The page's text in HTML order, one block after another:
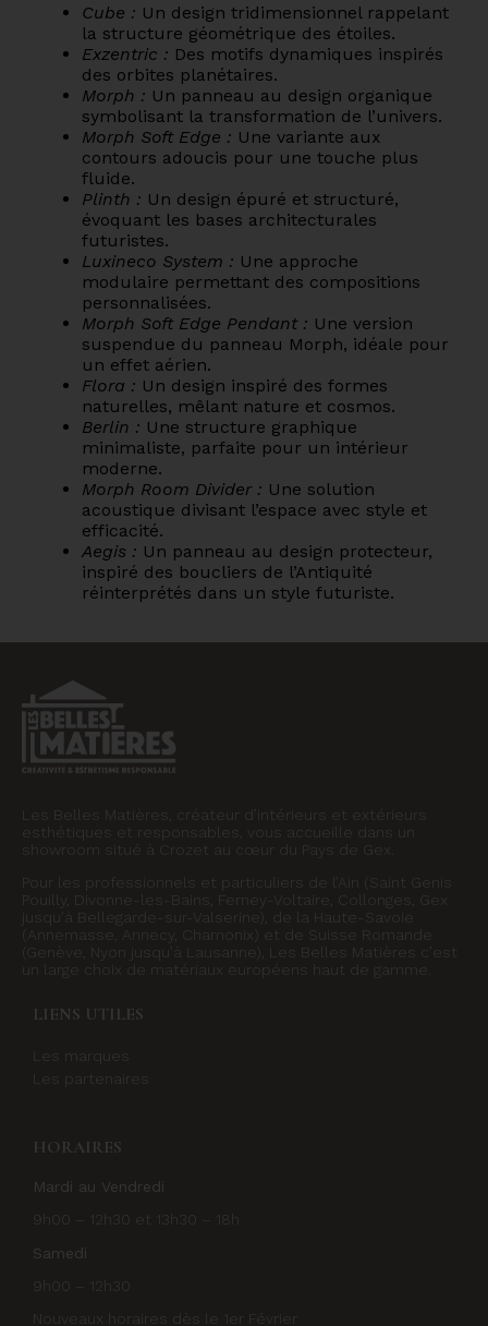
Cube : Un design tridimensionnel rappelant
la structure géométrique des étoiles.
Exzentric : Des motifs dynamiques inspirés
des orbites planétaires.
Morph : Un panneau au design organique
symbolisant la transformation de l’univers.
Morph Soft Edge : Une variante aux
contours adoucis pour une touche plus
fluide.
Plinth : Un design épuré et structuré,
évoquant les bases architecturales
futuristes.
Luxineco System : Une approche
modulaire permettant des compositions
personnalisées.
Morph Soft Edge Pendant : Une version
suspendue du panneau Morph, idéale pour
un effet aérien.
Flora : Un design inspiré des formes
naturelles, mêlant nature et cosmos.
Berlin : Une structure graphique
minimaliste, parfaite pour un intérieur
moderne.
Morph Room Divider : Une solution
acoustique divisant l’espace avec style et
efficacité.
Aegis : Un panneau au design protecteur,
inspiré des boucliers de l’Antiquité
réinterprétés dans un style futuriste.
Les Belles Matières, créateur d’intérieurs et extérieurs
esthétiques et responsables, vous accueille dans un
showroom situé à Crozet au cœur du Pays de Gex.
Pour les professionnels et particuliers de l’Ain (Saint Genis
Pouilly, Divonne-les-Bains, Ferney-Voltaire, Collonges, Gex
jusqu’à Bellegarde-sur-Valserine), de la Haute-Savoie
(Annemasse, Annecy, Chamonix) et de Suisse Romande
(Genève, Nyon jusqu’à Lausanne), Les Belles Matières c’est
un large choix de matériaux européens haut de gamme.
LIENS UTILES
Les marques
Les partenaires
HORAIRES
Mardi au Vendredi
9h00 – 12h30 et 13h30 – 18h
Samedi
9h00 – 12h30
Nouveaux horaires dès le 1er Février